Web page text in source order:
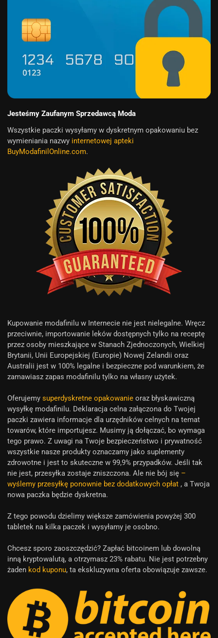
Jesteśmy Zaufanym Sprzedawcą Moda
Wszystkie paczki wysyłamy w dyskretnym opakowaniu bez
wymieniania nazwy internetowej apteki
BuyModafinilOnline.com.
Kupowanie modafinilu w Internecie nie jest nielegalne. Wręcz
przeciwnie, importowanie leków dostępnych tylko na receptę
przez osoby mieszkające w Stanach Zjednoczonych, Wielkiej
Brytanii, Unii Europejskiej (Europie) Nowej Zelandii oraz
Australii jest w 100% legalne i bezpieczne pod warunkiem, że
zamawiasz zapas modafinilu tylko na własny użytek.
Oferujemy superdyskretne opakowanie oraz błyskawiczną
wysyłkę modafinilu. Deklaracja celna załączona do Twojej
paczki zawiera informacje dla urzędników celnych na temat
towarów, które importujesz. Musimy ją dołączać, bo wymaga
tego prawo. Z uwagi na Twoje bezpieczeństwo i prywatność
wszystkie nasze produkty oznaczamy jako suplementy
zdrowotne i jest to skuteczne w 99,9% przypadków. Jeśli tak
nie jest, przesyłka zostaje zniszczona. Ale nie bój się –
wyślemy przesyłkę ponownie bez dodatkowych opłat , a Twoja
nowa paczka będzie dyskretna.
Z tego powodu dzielimy większe zamówienia powyżej 300
tabletek na kilka paczek i wysyłamy je osobno.
Chcesz sporo zaoszczędzić? Zapłać bitcoinem lub dowolną
inną kryptowalutą, a otrzymasz 23% rabatu. Nie jest potrzebny
żaden kod kuponu, ta ekskluzywna oferta obowiązuje zawsze.